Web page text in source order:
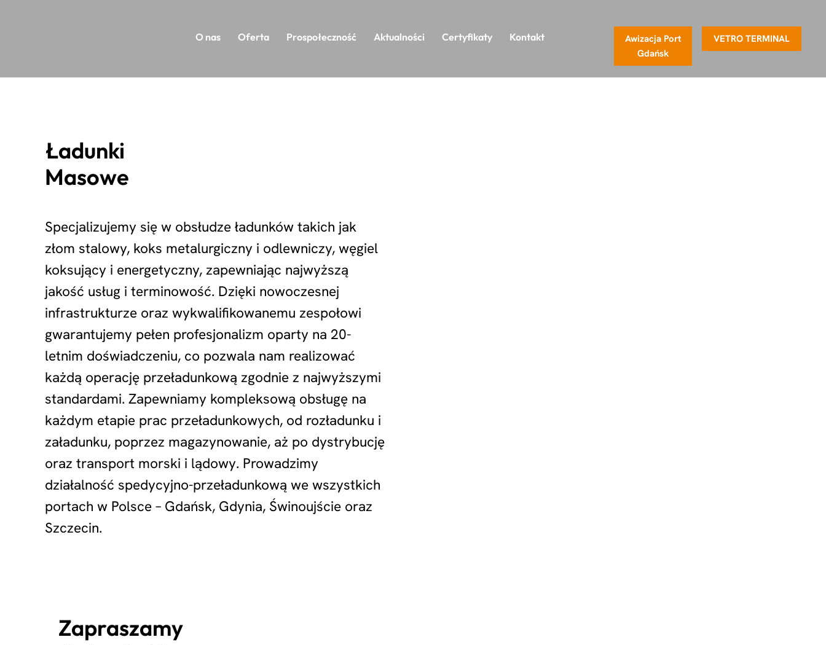
O nas Oferta Prospołeczność Aktualności Certyfikaty Kontakt
Awizacja Port
Gdańsk
VETRO TERMINAL
Ładunki
Masowe
Specjalizujemy się w obsłudze ładunków takich jak
złom stalowy, koks metalurgiczny i odlewniczy, węgiel
koksujący i energetyczny, zapewniając najwyższą
jakość usług i terminowość. Dzięki nowoczesnej
infrastrukturze oraz wykwalifikowanemu zespołowi
gwarantujemy pełen profesjonalizm oparty na 20-
letnim doświadczeniu, co pozwala nam realizować
każdą operację przeładunkową zgodnie z najwyższymi
standardami. Zapewniamy kompleksową obsługę na
każdym etapie prac przeładunkowych, od rozładunku i
załadunku, poprzez magazynowanie, aż po dystrybucję
oraz transport morski i lądowy. Prowadzimy
działalność spedycyjno-przeładunkową we wszystkich
portach w Polsce – Gdańsk, Gdynia, Świnoujście oraz
Szczecin.
Zapraszamy